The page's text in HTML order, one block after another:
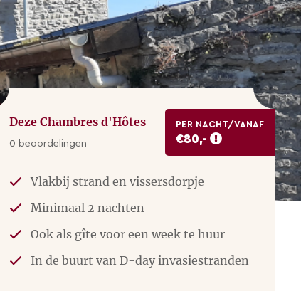
Deze Chambres d'Hôtes
0 beoordelingen
PER NACHT/VANAF
€80,-
Vlakbij strand en vissersdorpje
Minimaal 2 nachten
Ook als gîte voor een week te huur
In de buurt van D-day invasiestranden